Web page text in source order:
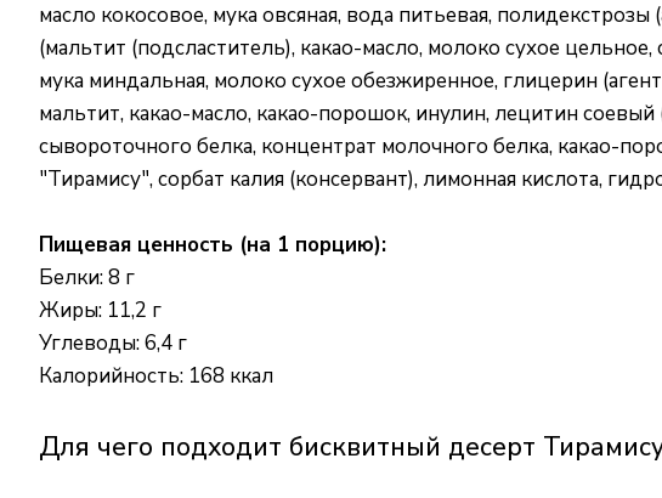
масло кокосовое, мука овсяная, вода питьевая,
(мальтит (подсластитель), какао-масло, молоко сухое
мука миндальная, молоко сухое обезжиренное, глицерин
мальтит, какао-масло, какао-порошок, инулин, лецитин
сывороточного белка, концентрат молочного белка, какао-
"Тирамису", сорбат калия (консервант), лимонная кислота,
Пищевая ценность (на 1 порцию):
Белки: 8 г
Жиры: 11,2 г
Углеводы: 6,4 г
Калорийность: 168 ккал
Для чего подходит бисквитный десерт